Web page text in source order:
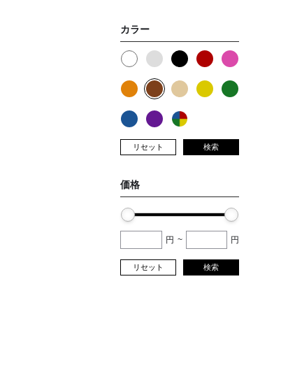
カラー
リセット 検索
価格
円 ~ 円
リセット 検索